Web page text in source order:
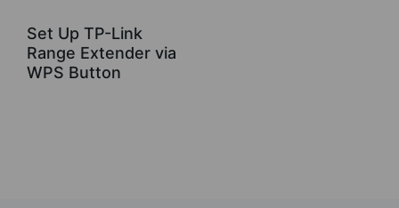
Set Up TP-Link
Range Extender via
WPS Button